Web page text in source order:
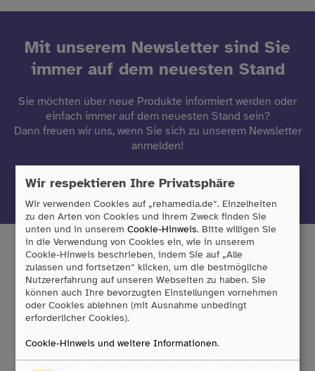
Mit unserem Newsletter sind Sie
immer auf dem neuesten Stand
Sie möchten über neue Produkte informiert werden oder
einfach immer auf dem neuesten Stand sein?
Dann freuen wir uns, wenn Sie sich zu unserem Newsletter
anmelden!
Jetzt anmelden
Tobii Dynavox GmbH
Friedrich-Ebert-Straße 134
47229 Duisburg
F:0203/393 444 98
Wir respektieren Ihre Privatsphäre
Wir verwenden Cookies auf „rehamedia.de“. Einzelheiten
zu den Arten von Cookies und ihrem Zweck finden Sie
unten und in unseremCookie-Hinweis. Bitte willigen Sie
in die Verwendung von Cookies ein, wie in unserem
Cookie-Hinweis beschrieben, indem Sie auf „Alle
zulassen und fortsetzen“ klicken, um die bestmögliche
Nutzererfahrung auf unseren Webseiten zu haben. Sie
können auch Ihre bevorzugten Einstellungen vornehmen
oder Cookies ablehnen (mit Ausnahme unbedingt
erforderlicher Cookies).
Cookie-Hinweis und weitere Informationen.